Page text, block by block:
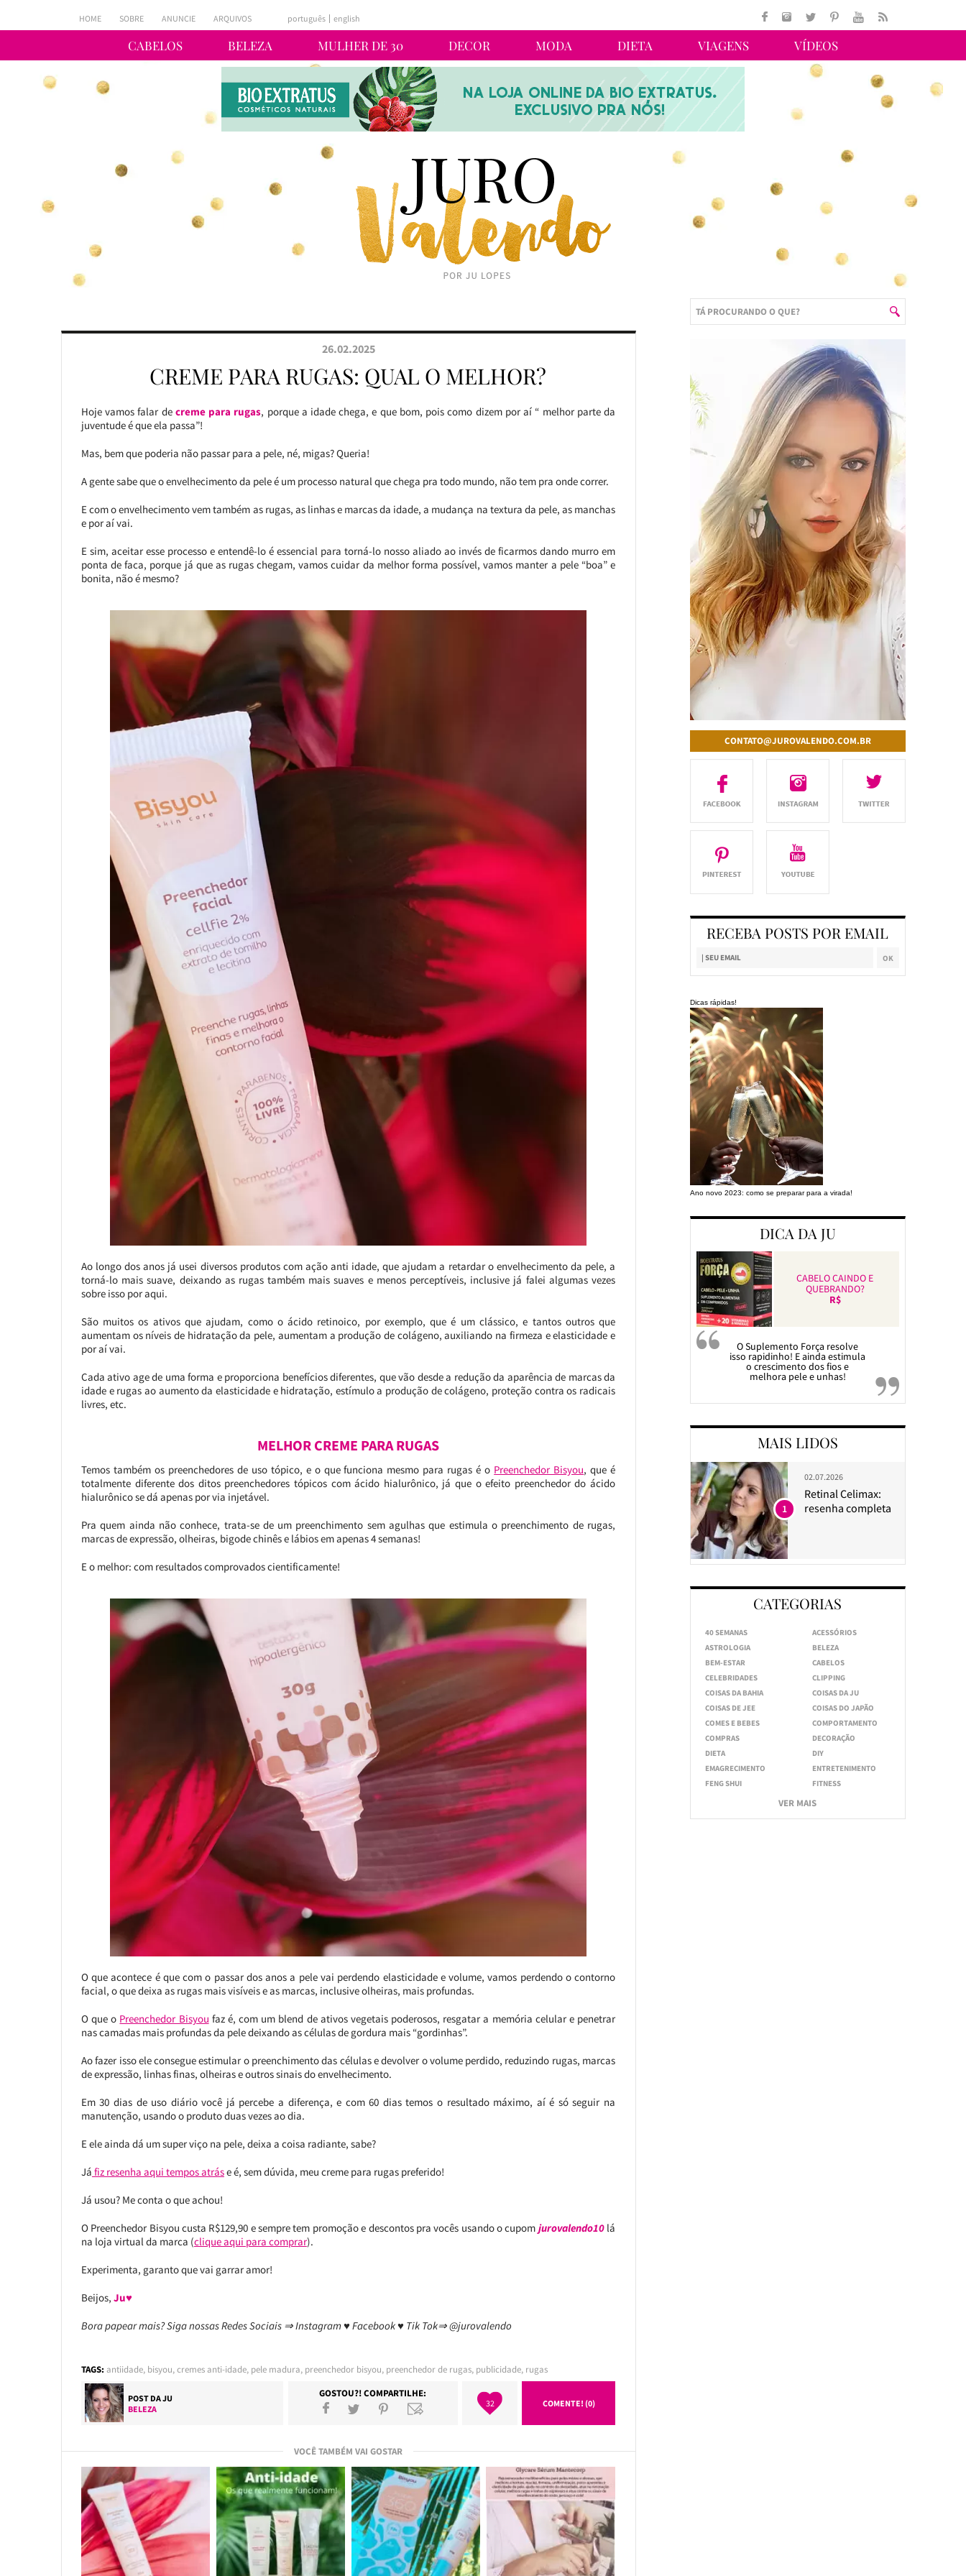
CABELOS BELEZA MULHER DE 30 DECOR MODA DIETA VIAGENS VÍDEOS
HOME SOBRE ANUNCIE ARQUIVOS português english
26.02.2025
CREME PARA RUGAS: QUAL O MELHOR?
Hoje vamos falar de creme para rugas, porque a idade chega, e que bom, pois como dizem por aí “ melhor parte da
juventude é que ela passa”!
Mas, bem que poderia não passar para a pele, né, migas? Queria!
A gente sabe que o envelhecimento da pele é um processo natural que chega pra todo mundo, não tem pra onde correr.
E com o envelhecimento vem também as rugas, as linhas e marcas da idade, a mudança na textura da pele, as manchas
e por aí vai.
E sim, aceitar esse processo e entendê-lo é essencial para torná-lo nosso aliado ao invés de ficarmos dando murro em
ponta de faca, porque já que as rugas chegam, vamos cuidar da melhor forma possível, vamos manter a pele “boa” e
bonita, não é mesmo?
Ao longo dos anos já usei diversos produtos com ação anti idade, que ajudam a retardar o envelhecimento da pele, a
torná-lo mais suave, deixando as rugas também mais suaves e menos perceptíveis, inclusive já falei algumas vezes
sobre isso por aqui.
São muitos os ativos que ajudam, como o ácido retinoico, por exemplo, que é um clássico, e tantos outros que
aumentam os níveis de hidratação da pele, aumentam a produção de colágeno, auxiliando na firmeza e elasticidade e
por aí vai.
Cada ativo age de uma forma e proporciona benefícios diferentes, que vão desde a redução da aparência de marcas da
idade e rugas ao aumento da elasticidade e hidratação, estímulo a produção de colágeno, proteção contra os radicais
livres, etc.
MELHOR CREME PARA RUGAS
Temos também os preenchedores de uso tópico, e o que funciona mesmo para rugas é o Preenchedor Bisyou, que é
totalmente diferente dos ditos preenchedores tópicos com ácido hialurônico, já que o efeito preenchedor do ácido
hialurônico se dá apenas por via injetável.
Pra quem ainda não conhece, trata-se de um preenchimento sem agulhas que estimula o preenchimento de rugas,
marcas de expressão, olheiras, bigode chinês e lábios em apenas 4 semanas!
E o melhor: com resultados comprovados cientificamente!
O que acontece é que com o passar dos anos a pele vai perdendo elasticidade e volume, vamos perdendo o contorno
facial, o que deixa as rugas mais visíveis e as marcas, inclusive olheiras, mais profundas.
O que o Preenchedor Bisyou faz é, com um blend de ativos vegetais poderosos, resgatar a memória celular e penetrar
nas camadas mais profundas da pele deixando as células de gordura mais “gordinhas”.
Ao fazer isso ele consegue estimular o preenchimento das células e devolver o volume perdido, reduzindo rugas, marcas
de expressão, linhas finas, olheiras e outros sinais do envelhecimento.
Em 30 dias de uso diário você já percebe a diferença, e com 60 dias temos o resultado máximo, aí é só seguir na
manutenção, usando o produto duas vezes ao dia.
E ele ainda dá um super viço na pele, deixa a coisa radiante, sabe?
Já fiz resenha aqui tempos atráse é, sem dúvida, meu creme para rugas preferido!
Já usou? Me conta o que achou!
O Preenchedor Bisyou custa R$129,90 e sempre tem promoção e descontos pra vocês usando o cupom jurovalendo10lá
na loja virtual da marca (clique aqui para comprar).
Experimenta, garanto que vai garrar amor!
Beijos, Ju♥
Bora papear mais? Siga nossas Redes Sociais ⇒ Instagram ♥ Facebook ♥ Tik Tok⇒ @jurovalendo
TAGS: antiidade, bisyou,cremes anti-idade, pele madura, preenchedor bisyou, preenchedor de rugas, publicidade, rugas
POST DAJU
BELEZA
GOSTOU?! COMPARTILHE:
32 COMENTE! (0)
VOCÊ TAMBÉM VAI GOSTAR
CONTATO@JUROVALENDO.COM.BR
RECEBA POSTS POR EMAIL
Dicas rápidas!
Ano novo 2023: como se preparar para a virada!
DICA DA JU
CABELO CAINDO E
QUEBRANDO?
R$
O Suplemento Força resolve
isso rapidinho! E ainda estimula
o crescimento dos fios e
melhora pele e unhas!
MAIS LIDOS
02.07.2026
Retinal Celimax:
resenha completa
1
CATEGORIAS
40 SEMANAS
ACESSÓRIOS
ASTROLOGIA
BELEZA
BEM-ESTAR
CABELOS
CELEBRIDADES
CLIPPING
COISAS DA BAHIA
COISAS DA JU
COISAS DE JEE
COISAS DO JAPÃO
COMES E BEBES
COMPORTAMENTO
COMPRAS
DECORAÇÃO
DIETA
DIY
EMAGRECIMENTO
ENTRETENIMENTO
FENG SHUI
FITNESS
VER MAIS